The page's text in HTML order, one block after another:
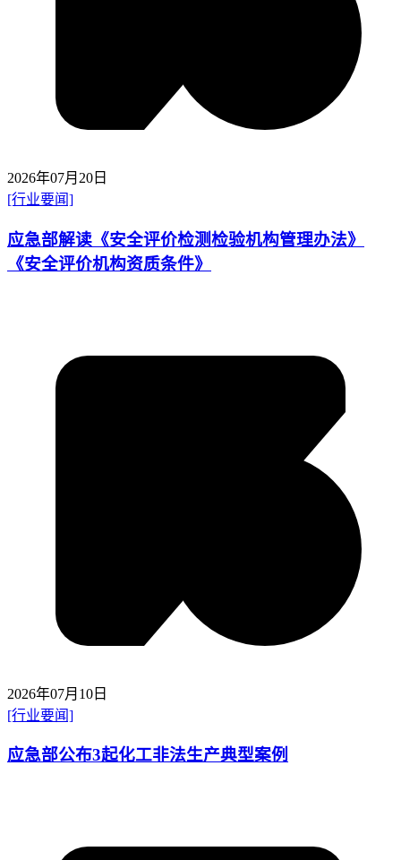
2026年07月20日
[行业要闻]
应急部解读《安全评价检测检验机构管理办法》
《安全评价机构资质条件》
2026年07月10日
[行业要闻]
应急部公布3起化工非法生产典型案例